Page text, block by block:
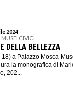
2024
MUSEI CIVICI
DELLA BELLEZZA
a Palazzo Mosca-
la monografica di
202...